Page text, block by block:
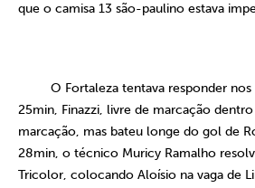
que o camisa 13 são-paulino estava
O Fortaleza tentava responder
25min, Finazzi, livre de marcação
marcação, mas bateu longe do gol de
28min, o técnico Muricy Ramalho
Tricolor, colocando Aloísio na vaga de